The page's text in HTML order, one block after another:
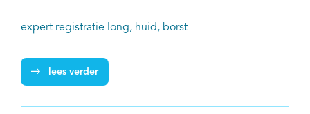
expert registratie long, huid, borst
lees verder